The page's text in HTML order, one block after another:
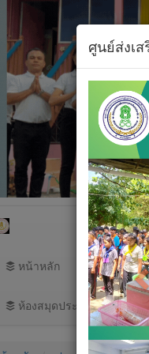
หน้าหลัก ข้อมูลพื้นฐ
ห้องสมุดประชาชนอำเภอบึ
ศูนย์ส่งเ